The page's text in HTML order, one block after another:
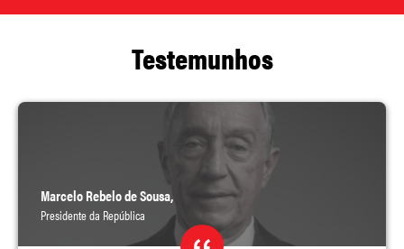
Testemunhos
Marcelo Rebelo de Sousa,
Presidente da República